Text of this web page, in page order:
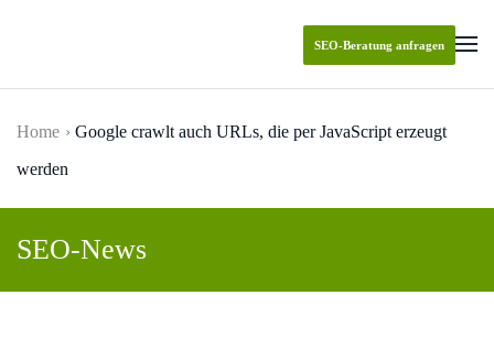
SEO-Beratung anfragen
Home
Google crawlt auch URLs, die per JavaScript erzeugt
werden
SEO-News